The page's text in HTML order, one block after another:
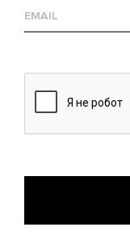
mail